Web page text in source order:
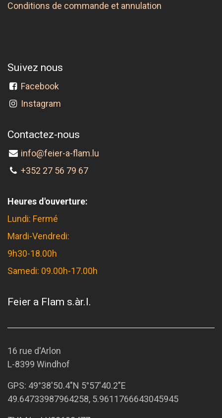
Conditions de commande et annulation
Suivez nous
Facebook
Instagram
Contactez-nous
info@feier-a-flam.lu
+352 27 56 79 67
Heures d'ouverture:
Lundi: Fermé
Mardi-Vendredi:
9h30-18.00h
Samedi: 09.00h-17.00h
Feier a Flam s.àr.l.
16 rue d'Arlon
L-8399 Windhof
GPS: 49°38'50.4"N 5°57'40.2"E
49.64733987964258, 5.9611766643045945